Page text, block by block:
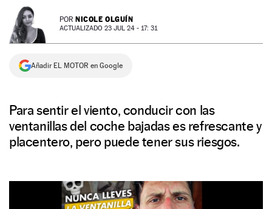
NEWSLETTER POR NICOLE OLGUÍN
ACTUALIZADO 23 JUL 24 - 17: 31
Añadir EL MOTOR en Google
Para sentir el viento, conducir con las
ventanillas del coche bajadas es refrescante y
placentero, pero puede tener sus riesgos.